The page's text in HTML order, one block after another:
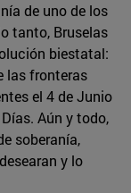
de uno de los
tanto, Bruselas
biestatal:
las fronteras
el 4 de Junio
Aún y todo,
soberanía,
y lo